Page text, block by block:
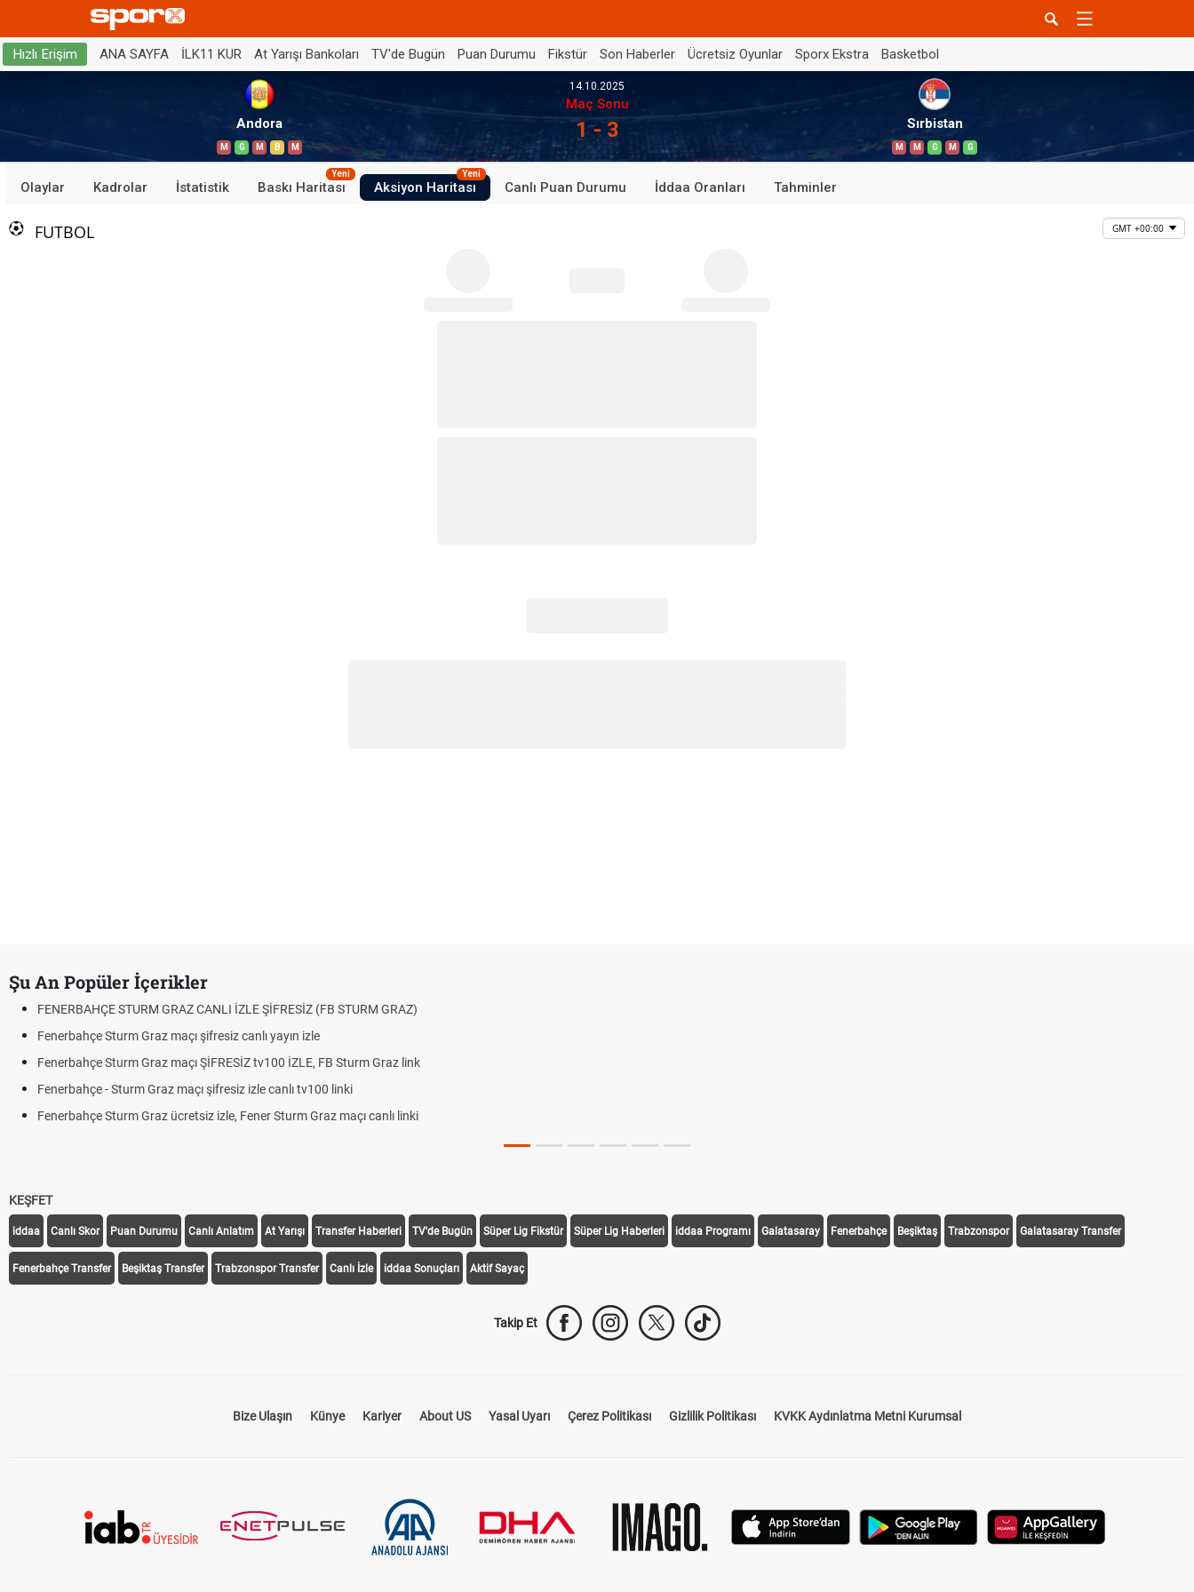
Hızlı Erişim ANA SAYFA İLK11 KUR At Yarışı Bankoları TV'de Bugün Puan Durumu Fikstür Son Haberler Ücretsiz Oyunlar Sporx Ekstra Basketbol
Andora
M G M B M
14.10.2025
Maç Sonu
1 - 3 Sırbistan
M M G M G
Olaylar Kadrolar İstatistik Baskı Haritası
Yeni
Aksiyon Haritası
Yeni
Canlı Puan Durumu İddaa Oranları Tahminler
FUTBOL GMT +00:00
Şu An Popüler İçerikler
FENERBAHÇE STURM GRAZ CANLI İZLE ŞİFRESİZ (FB STURM GRAZ)
Fenerbahçe Sturm Graz maçı şifresiz canlı yayın izle
Fenerbahçe Sturm Graz maçı ŞİFRESİZ tv100 İZLE, FB Sturm Graz link
Fenerbahçe - Sturm Graz maçı şifresiz izle canlı tv100 linki
Fenerbahçe Sturm Graz ücretsiz izle, Fener Sturm Graz maçı canlı linki
KEŞFET
iddaa Canlı Skor Puan Durumu Canlı Anlatım At Yarışı Transfer Haberleri TV'de Bugün Süper Lig Fikstür Süper Lig Haberleri iddaa Programı Galatasaray Fenerbahçe Beşiktaş Trabzonspor Galatasaray Transfer
Fenerbahçe Transfer Beşiktaş Transfer Trabzonspor Transfer Canlı İzle iddaa Sonuçları Aktif Sayaç
Takip Et
Bize Ulaşın Künye Kariyer About US Yasal Uyarı Çerez Politikası Gizlilik Politikası KVKK Aydınlatma Metni Kurumsal